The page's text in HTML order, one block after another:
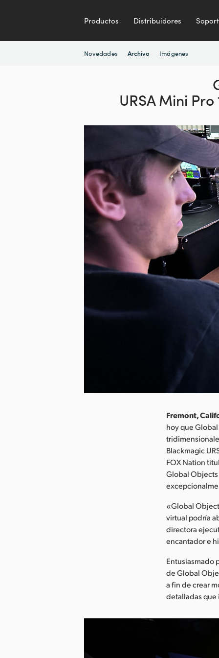
Productos Distribuidores
Novedades Archivo Imágenes
URSA Mini Pro
Fremont,
hoy que
Blackmagic
FOX Nation
Global Objects
«Global
virtual podría
directora
encantador e
Entusiasmado
de Global
a fin de crear
detalladas que